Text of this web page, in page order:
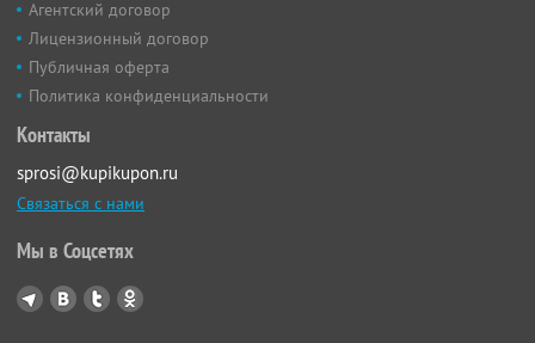
Агентский договор
Лицензионный договор
Публичная оферта
Политика конфиденциальности
Контакты
sprosi@kupikupon.ru
Связаться с нами
Мы в Соцсетях